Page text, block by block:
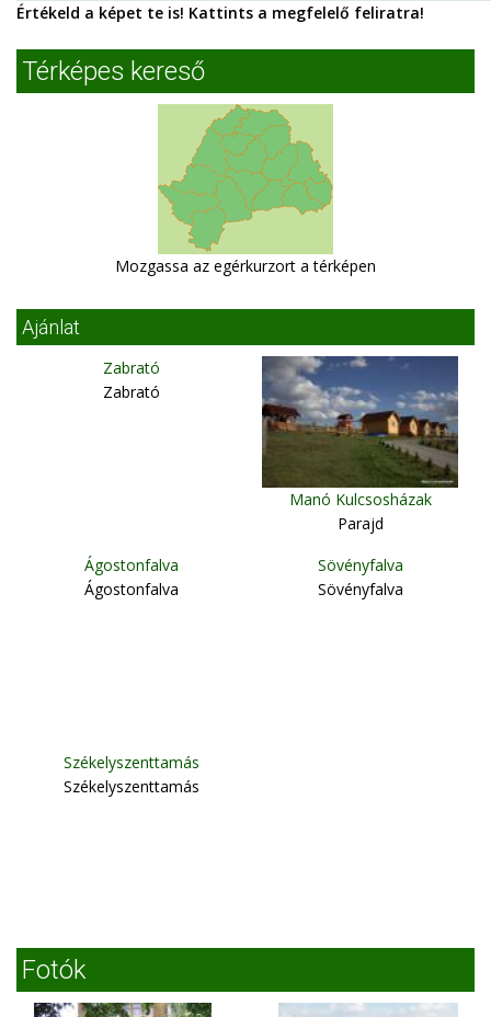
Értékeld a képet te is! Kattints a megfelelő feliratra!
Térképes kereső
Mozgassa az egérkurzort a térképen
Ajánlat
Zabrató
Zabrató
Manó Kulcsosházak
Parajd
Ágostonfalva
Ágostonfalva
Sövényfalva
Sövényfalva
Székelyszenttamás
Székelyszenttamás
Fotók